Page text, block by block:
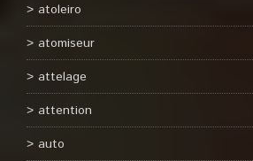
atoleiro
atomiseur
attelage
attention
auto